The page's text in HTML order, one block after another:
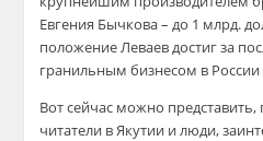
Евгения Бычкова – до 1 млрд.
положение Леваев достиг за
гранильным бизнесом в России
Вот сейчас можно
читатели в Якутии и люди,